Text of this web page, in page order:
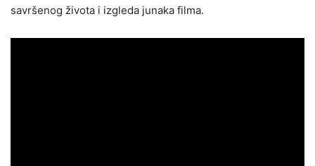
savršenog života i izgleda junaka filma.